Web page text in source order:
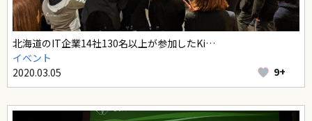
北海道のIT企業14社130名以上が参加したKi…
イベント
2020.03.05
9+